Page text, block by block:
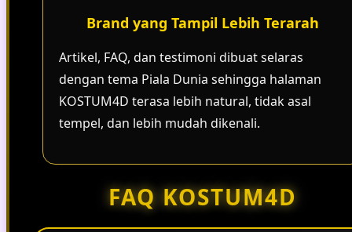
Brand yang Tampil Lebih Terarah
Artikel, FAQ, dan testimoni dibuat selaras
dengan tema Piala Dunia sehingga halaman
KOSTUM4D terasa lebih natural, tidak asal
tempel, dan lebih mudah dikenali.
FAQ KOSTUM4D